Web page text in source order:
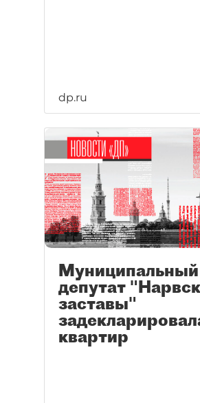
dp.ru
Муниципальный
депутат
заставы"
квартир